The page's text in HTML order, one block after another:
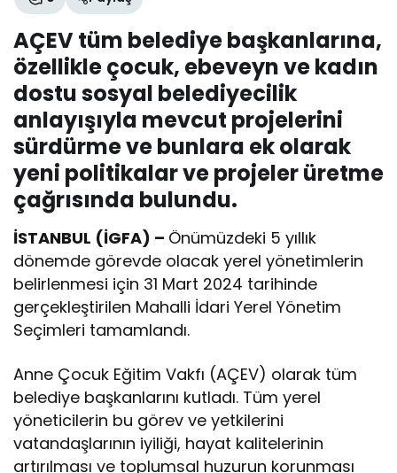
AÇEV tüm belediye başkanlarına,
özellikle çocuk, ebeveyn ve kadın
dostu sosyal belediyecilik
anlayışıyla mevcut projelerini
sürdürme ve bunlara ek olarak
yeni politikalar ve projeler üretme
çağrısında bulundu.
İSTANBUL (İGFA) – Önümüzdeki 5 yıllık
dönemde görevde olacak yerel yönetimlerin
belirlenmesi için 31 Mart 2024 tarihinde
gerçekleştirilen Mahalli İdari Yerel Yönetim
Seçimleri tamamlandı.
Anne Çocuk Eğitim Vakfı (AÇEV) olarak tüm
belediye başkanlarını kutladı. Tüm yerel
yöneticilerin bu görev ve yetkilerini
vatandaşlarının iyiliği, hayat kalitelerinin
artırılması ve toplumsal huzurun korunması